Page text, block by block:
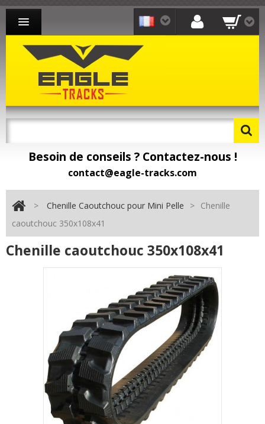
CHENILLE CAOUTCHOUC MINI-PELLE
CHENILLE CAOUTCHOUC CHARGEUR
CHENILLE CAOUTCHOUC TRANSPORTEUR
Besoin de pièces détachées ? Toomat !
Besoin de conseils ? Contactez-nous !
contact@eagle-tracks.com
> Chenille Caoutchouc pour Mini Pelle >
Chenille
caoutchouc 350x108x41
Chenille caoutchouc 350x108x41